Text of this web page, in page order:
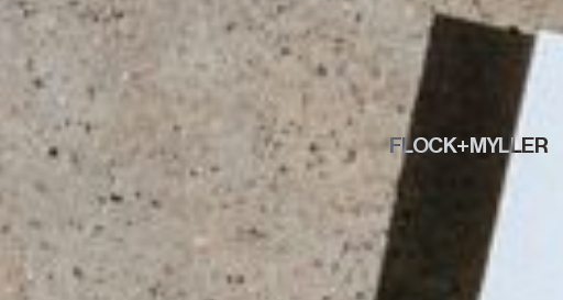
FLOCK+MYLLER